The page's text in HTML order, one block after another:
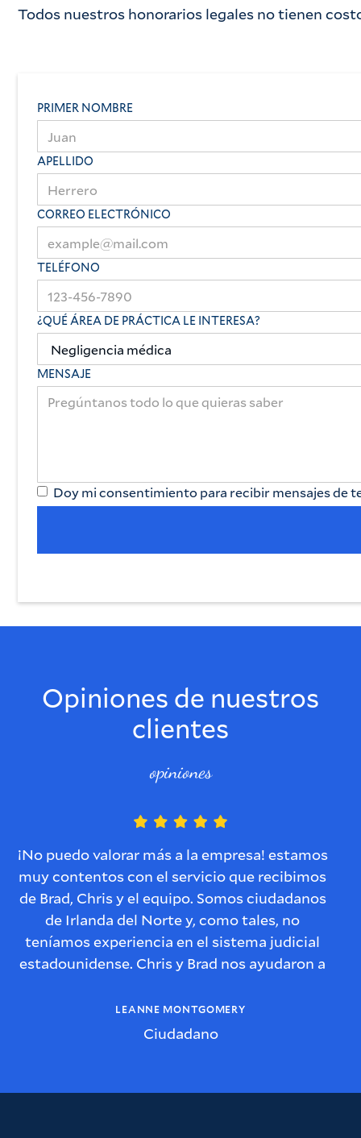
Todos nuestros honorarios legales no tienen
PRIMER NOMBRE
APELLIDO
CORREO ELECTRÓNICO
TELÉFONO
¿QUÉ ÁREA DE PRÁCTICA LE INTERESA?
MENSAJE
Doy mi consentimiento para recibir mensajes de
Opiniones de nuestros
clientes
opiniones
¡No puedo valorar más a la empresa! estamos
muy contentos con el servicio que recibimos
de Brad, Chris y el equipo. Somos ciudadanos
de Irlanda del Norte y, como tales, no
teníamos experiencia en el sistema judicial
estadounidense. Chris y Brad nos ayudaron a
que entendiéramos cada paso del proceso y
de que nos mantuvieran informados de lo que
LEANNE MONTGOMERY
Ciudadano